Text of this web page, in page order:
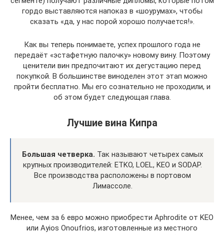
гордо выставляются напоказ в «шоурумах», чтобы
сказать «да, у нас порой хорошо получается!».
Как вы теперь понимаете, успех прошлого года не
передаёт «эстафетную палочку» новому вину. Поэтому
ценители вин предпочитают их дегустацию перед
покупкой. В большинстве виноделен этот этап можно
пройти бесплатно. Мы его сознательно не проходили, и
об этом будет следующая глава.
Лучшие вина Кипра
Большая четверка. Так называют четырех самых
крупных производителей: ETKO, LOEL, KEO и SODAP.
Все производства расположены в портовом
Лимассоле.
Менее, чем за 6 евро можно приобрести Aphrodite от KEO
или Ayios Onoufrios, изготовленные из местного